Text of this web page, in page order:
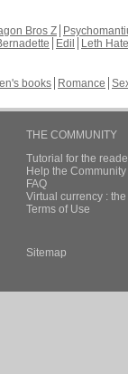
Bros Z
Edil
Leth Hate
books Romance
THE COMMUNITY
Tutorial for the
Help the
FAQ
Virtual currency :
Terms of Use
Sitemap